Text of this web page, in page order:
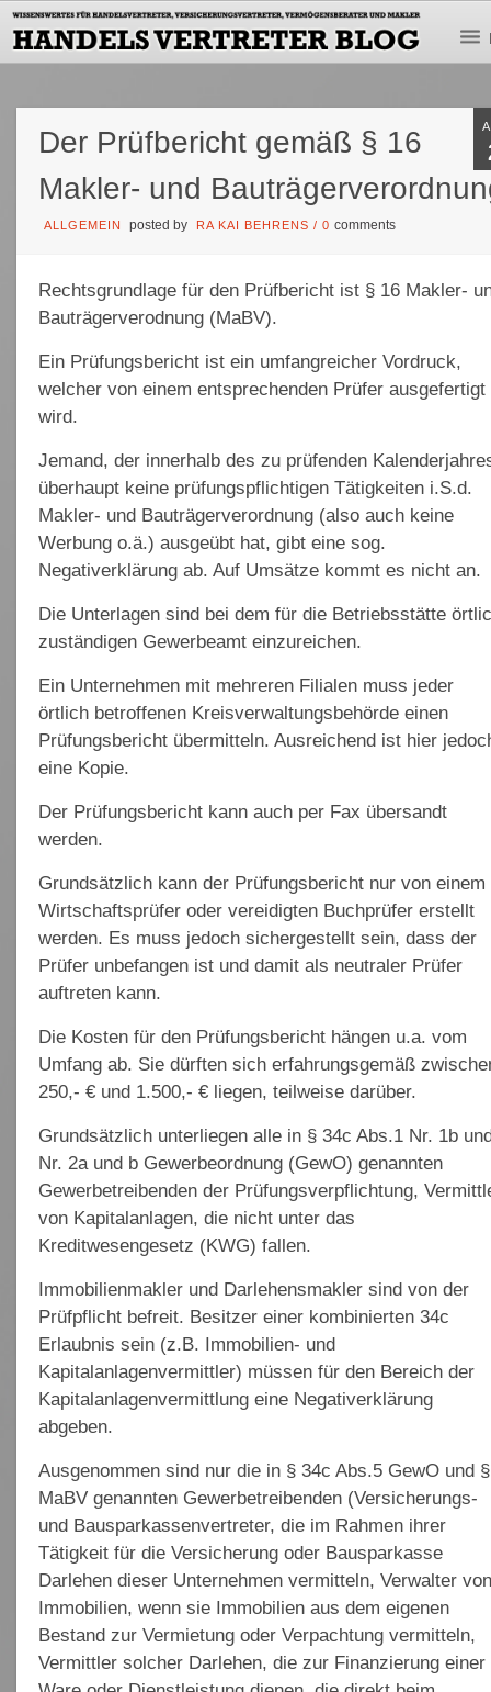
Der Prüfbericht gemäß § 16
Makler- und
ALLGEMEIN posted by RA KAI BEHRENS /0comments
Rechtsgrundlage für den Prüfbericht ist § 16 Makler-
Bauträgerverodnung (MaBV).
Ein Prüfungsbericht ist ein umfangreicher Vordruck,
welcher von einem entsprechenden Prüfer ausgefertigt
wird.
Jemand, der innerhalb des zu prüfenden
überhaupt keine prüfungspflichtigen Tätigkeiten i.S.d.
Makler- und Bauträgerverordnung (also auch keine
Werbung o.ä.) ausgeübt hat, gibt eine sog.
Negativerklärung ab. Auf Umsätze kommt es nicht an.
Die Unterlagen sind bei dem für die Betriebsstätte
zuständigen Gewerbeamt einzureichen.
Ein Unternehmen mit mehreren Filialen muss jeder
örtlich betroffenen Kreisverwaltungsbehörde einen
Prüfungsbericht übermitteln. Ausreichend ist hier
eine Kopie.
Der Prüfungsbericht kann auch per Fax übersandt
werden.
Grundsätzlich kann der Prüfungsbericht nur von einem
Wirtschaftsprüfer oder vereidigten Buchprüfer erstellt
werden. Es muss jedoch sichergestellt sein, dass der
Prüfer unbefangen ist und damit als neutraler Prüfer
auftreten kann.
Die Kosten für den Prüfungsbericht hängen u.a. vom
Umfang ab. Sie dürften sich erfahrungsgemäß
250,- € und 1.500,- € liegen, teilweise darüber.
Grundsätzlich unterliegen alle in § 34c Abs.1 Nr. 1b
Nr. 2a und b Gewerbeordnung (GewO) genannten
Gewerbetreibenden der Prüfungsverpflichtung,
von Kapitalanlagen, die nicht unter das
Kreditwesengesetz (KWG) fallen.
Immobilienmakler und Darlehensmakler sind von der
Prüfpflicht befreit. Besitzer einer kombinierten 34c
Erlaubnis sein (z.B. Immobilien- und
Kapitalanlagenvermittler) müssen für den Bereich der
Kapitalanlagenvermittlung eine Negativerklärung
abgeben.
Ausgenommen sind nur die in § 34c Abs.5 GewO und
MaBV genannten Gewerbetreibenden (Versicherungs-
und Bausparkassenvertreter, die im Rahmen ihrer
Tätigkeit für die Versicherung oder Bausparkasse
Darlehen dieser Unternehmen vermitteln, Verwalter
Immobilien, wenn sie Immobilien aus dem eigenen
Bestand zur Vermietung oder Verpachtung vermitteln,
Vermittler solcher Darlehen, die zur Finanzierung einer